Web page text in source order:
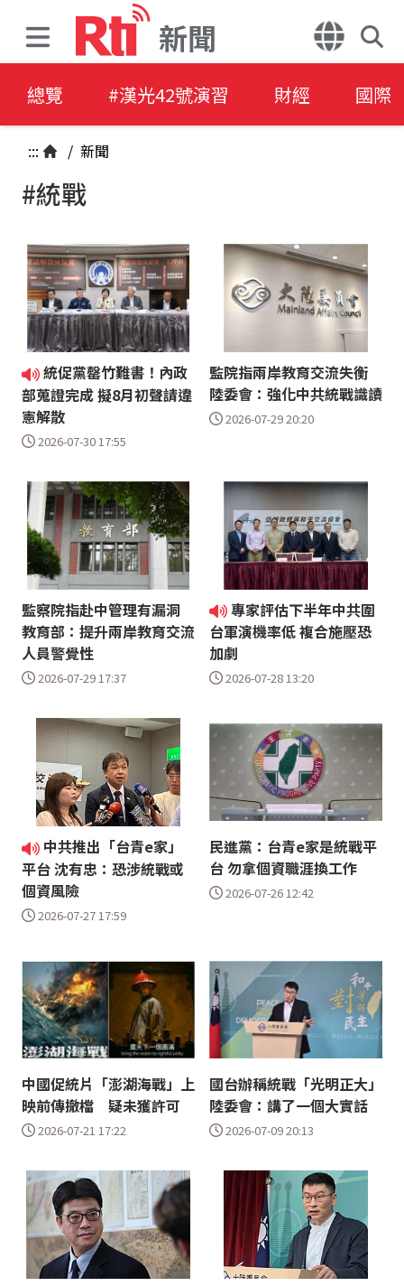
新聞
總覽 #漢光42號演習 財經 國際
::: / 新聞
#統戰
統促黨罄竹難書！內政
部蒐證完成 擬8月初聲請違
憲解散
2026-07-30 17:55
監院指兩岸教育交流失衡
陸委會：強化中共統戰識讀
2026-07-29 20:20
監察院指赴中管理有漏洞
教育部：提升兩岸教育交流
人員警覺性
2026-07-29 17:37
專家評估下半年中共圍
台軍演機率低 複合施壓恐
加劇
2026-07-28 13:20
中共推出「台青e家」
平台 沈有忠：恐涉統戰或
個資風險
2026-07-27 17:59
民進黨：台青e家是統戰平
台 勿拿個資職涯換工作
2026-07-26 12:42
中國促統片「澎湖海戰」上
映前傳撤檔 疑未獲許可
2026-07-21 17:22
國台辦稱統戰「光明正大」
陸委會：講了一個大實話
2026-07-09 20:13